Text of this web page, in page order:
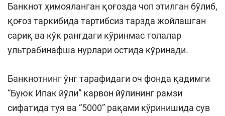
Банкнот ҳимояланган қоғозда чоп этилган бўлиб,
қоғоз таркибида тартибсиз тарзда жойлашган
сариқ ва кўк рангдаги кўринмас толалар
ультрабинафша нурлари остида кўринади.
Банкнотнинг ўнг тарафидаги оч фонда қадимги
“Буюк Ипак йўли” карвон йўлининг рамзи
сифатида туя ва “5000” рақами кўринишида сув